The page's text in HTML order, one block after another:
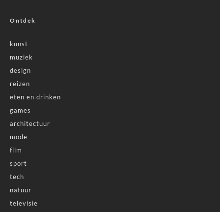
Ontdek
kunst
muziek
design
reizen
eten en drinken
games
architectuur
mode
film
sport
tech
natuur
televisie